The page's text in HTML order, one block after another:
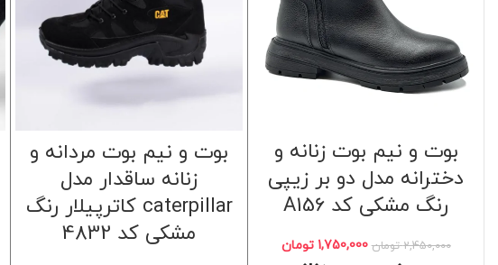
بوت و نیم بوت زنانه و
دخترانه مدل دو بر زیپی
رنگ مشکی کد A156
2,450,000 تومان 1,750,000 تومان
بوت و نیم بوت مردانه و
زنانه ساقدار مدل
caterpillar کاترپیلار رنگ
مشکی کد 4832